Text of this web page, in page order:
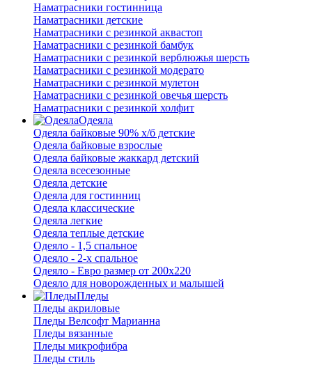
Наматрасники гостинница
Наматрасники детские
Наматрасники с резинкой аквастоп
Наматрасники с резинкой бамбук
Наматрасники с резинкой верблюжья шерсть
Наматрасники с резинкой модерато
Наматрасники с резинкой мулетон
Наматрасники с резинкой овечья шерсть
Наматрасники с резинкой холфит
Одеяла
Одеяла байковые 90% х/б детские
Одеяла байковые взрослые
Одеяла байковые жаккард детский
Одеяла всесезонные
Одеяла детские
Одеяла для гостинниц
Одеяла классические
Одеяла легкие
Одеяла теплые детские
Одеяло - 1,5 спальное
Одеяло - 2-х спальное
Одеяло - Евро размер от 200х220
Одеяло для новорожденных и малышей
Пледы
Пледы акриловые
Пледы Велсофт Марианна
Пледы вязанные
Пледы микрофибра
Пледы стиль